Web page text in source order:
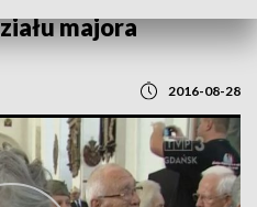
majora
2016-08-28